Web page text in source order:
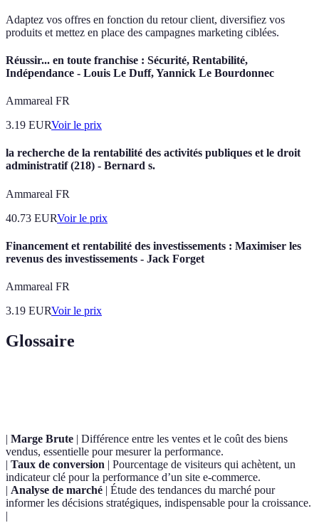
Adaptez vos offres en fonction du retour client, diversifiez vos
produits et mettez en place des campagnes marketing ciblées.
Réussir... en toute franchise : Sécurité, Rentabilité,
Indépendance - Louis Le Duff, Yannick Le Bourdonnec
Ammareal FR
3.19 EURVoir le prix
la recherche de la rentabilité des activités publiques et le droit
administratif (218) - Bernard s.
Ammareal FR
40.73 EURVoir le prix
Financement et rentabilité des investissements : Maximiser les
revenus des investissements - Jack Forget
Ammareal FR
3.19 EURVoir le prix
Glossaire
| Marge Brute | Différence entre les ventes et le coût des biens
vendus, essentielle pour mesurer la performance.
| Taux de conversion | Pourcentage de visiteurs qui achètent, un
indicateur clé pour la performance d’un site e-commerce.
| Analyse de marché | Étude des tendances du marché pour
informer les décisions stratégiques, indispensable pour la croissance.
|